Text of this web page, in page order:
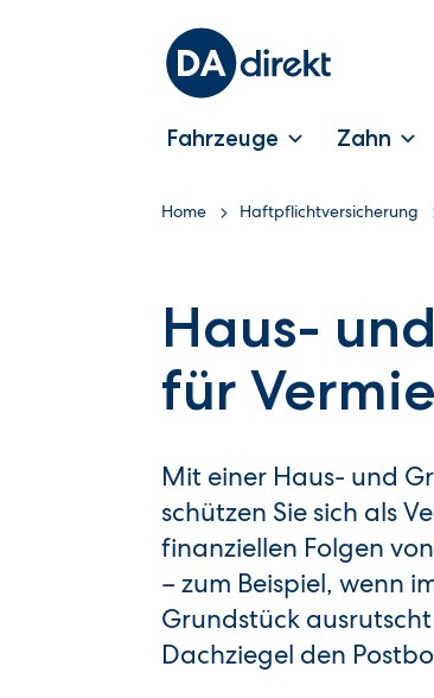
Fahrzeuge Zahn
Home Haftpflichtversicherung
Haus-
für
Mit einer Haus- und
schützen Sie sich als
finanziellen Folgen
– zum Beispiel, wenn
Grundstück
Dachziegel den